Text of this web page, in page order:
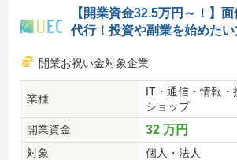
【開業資金32.5万円～！】
代行！投資や副業を始めたい
開業お祝い金対象企業
業種
IT・通信・情報・
ショップ
開業資金
32 万円
対象 個人・法人